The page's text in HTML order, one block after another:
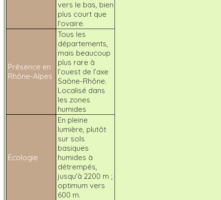
vers le bas, bien
plus court que
l'ovaire.
Présence en
Rhône-Alpes
Tous les
départements,
mais beaucoup
plus rare à
l’ouest de l’axe
Saône-Rhône.
Localisé dans
les zones
humides
Écologie
En pleine
lumière, plutôt
sur sols
basiques
humides à
détrempés,
jusqu'à 2200 m ;
optimum vers
600 m.